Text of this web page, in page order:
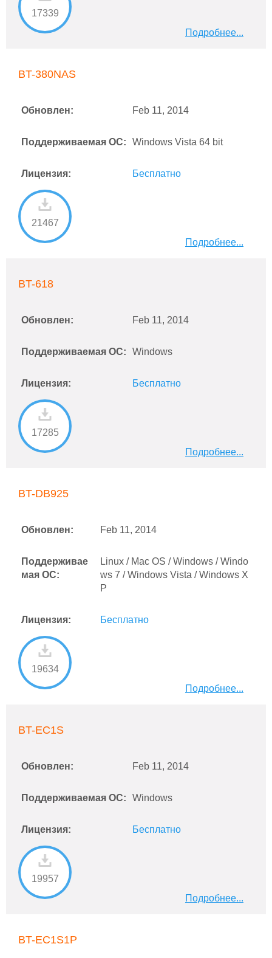
17339
Подробнее...
BT-380NAS
Обновлен: Feb 11, 2014
Поддерживаемая ОС: Windows Vista 64 bit
Лицензия: Бесплатно
21467
Подробнее...
BT-618
Обновлен: Feb 11, 2014
Поддерживаемая ОС: Windows
Лицензия: Бесплатно
17285
Подробнее...
BT-DB925
Обновлен: Feb 11, 2014
Поддерживае
мая ОС:
Linux / Mac OS / Windows / Windo
ws 7 / Windows Vista / Windows X
P
Лицензия: Бесплатно
19634
Подробнее...
BT-EC1S
Обновлен: Feb 11, 2014
Поддерживаемая ОС: Windows
Лицензия: Бесплатно
19957
Подробнее...
BT-EC1S1P